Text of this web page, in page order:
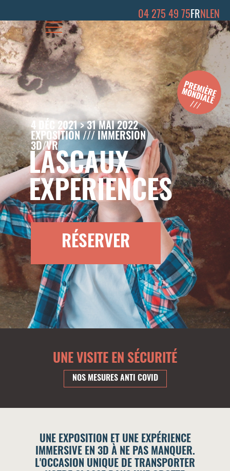
04 275 49 75FRNLEN
4 DÉC 2021 > 31 MAI 2022
EXPOSITION /// IMMERSION
3D/VR
LASCAUX
EXPERIENCES
RÉSERVER
UNE VISITE EN SÉCURITÉ
NOS MESURES ANTI COVID
UNE EXPOSITION ET UNE EXPÉRIENCE
IMMERSIVE EN 3D À NE PAS MANQUER.
L'OCCASION UNIQUE DE TRANSPORTER